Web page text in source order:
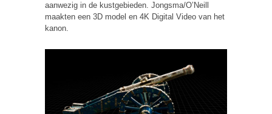
aanwezig in de kustgebieden. Jongsma/O’Neill
maakten een 3D model en 4K Digital Video van het
kanon.